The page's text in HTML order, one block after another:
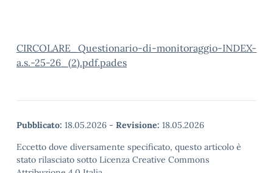
CIRCOLARE_Questionario-di-monitoraggio-INDEX-
a.s.-25-26_(2).pdf.pades
Pubblicato: 18.05.2026 - Revisione: 18.05.2026
Eccetto dove diversamente specificato, questo articolo è
stato rilasciato sotto Licenza Creative Commons